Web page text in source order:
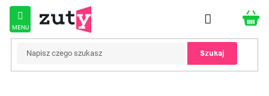
Przejść
treści
Szukaj